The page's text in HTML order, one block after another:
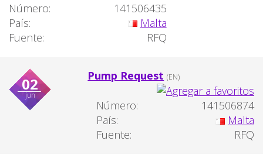
Número:
141506435
País:
Malta
Fuente:
RFQ
02
jun
Pump Request (EN)
Número:
141506874
País:
Malta
Fuente:
RFQ